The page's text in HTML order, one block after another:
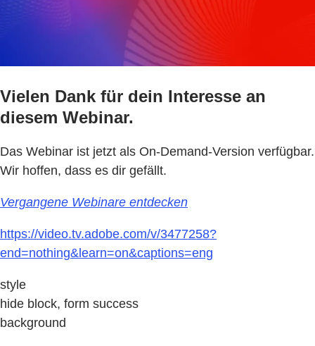
Vielen Dank für dein Interesse an
diesem Webinar.
Das Webinar ist jetzt als On-Demand-Version verfügbar.
Wir hoffen, dass es dir gefällt.
Vergangene Webinare entdecken
https://video.tv.adobe.com/v/3477258?
end=nothing&learn=on&captions=eng
style
hide block, form success
background